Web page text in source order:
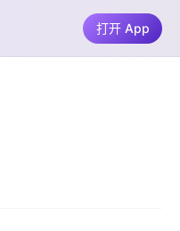
打开 App